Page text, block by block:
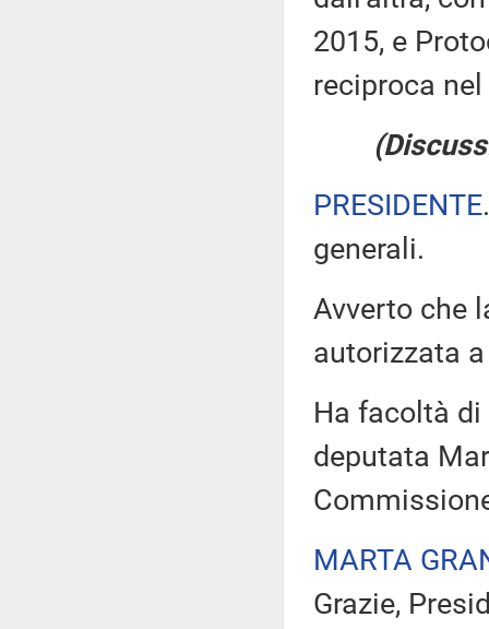
2015, e
reciproca
PRESIDENTE
generali.
Avverto che
autorizzata
Ha facoltà
deputata
MARTA
Grazie,